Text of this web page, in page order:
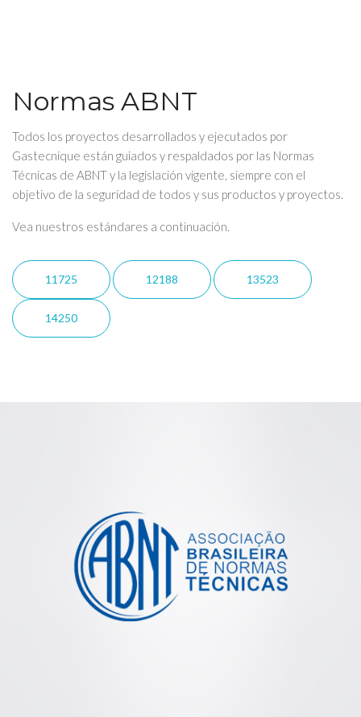
Normas ABNT
Todos los proyectos desarrollados y ejecutados por
Gastecnique están guiados y respaldados por las Normas
Técnicas de ABNT y la legislación vigente, siempre con el
objetivo de la seguridad de todos y sus productos y proyectos.
Vea nuestros estándares a continuación.
11725 12188 13523
14250